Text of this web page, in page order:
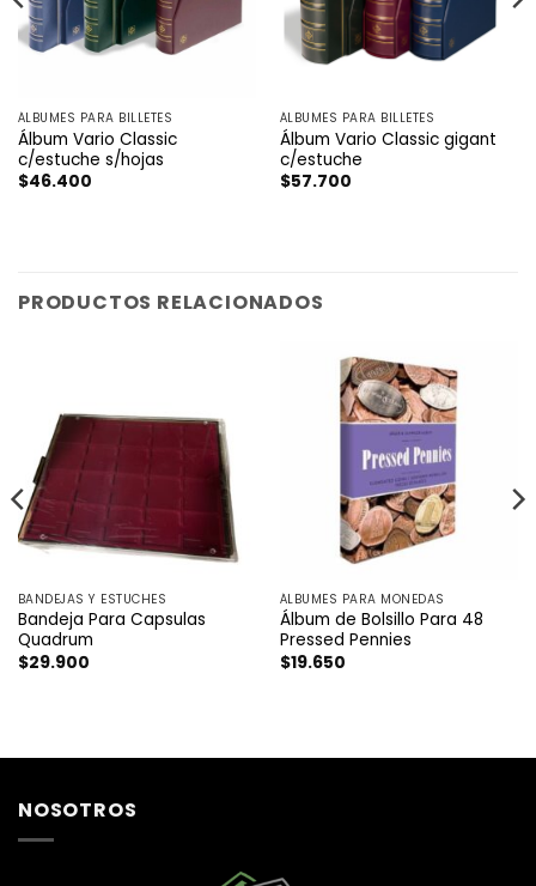
ÁLBUMES PARA BILLETES
Álbum Vario Classic
c/estuche s/hojas
$46.400
ÁLBUMES PARA BILLETES
Álbum Vario Classic gigant
c/estuche
$57.700
PRODUCTOS RELACIONADOS
BANDEJAS Y ESTUCHES
Bandeja Para Capsulas
Quadrum
$29.900
ÁLBUMES PARA MONEDAS
Álbum de Bolsillo Para 48
Pressed Pennies
$19.650
NOSOTROS